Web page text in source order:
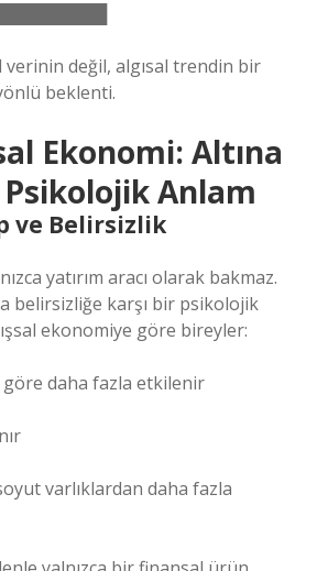
değil, algısal trendin bir
beklenti.
Ekonomi: Altına
Anlam
ve Belirsizlik
yatırım aracı olarak bakmaz.
belirsizliğe karşı bir psikolojik
ekonomiye göre bireyler:
göre daha fazla etkilenir
varlıklardan daha fazla